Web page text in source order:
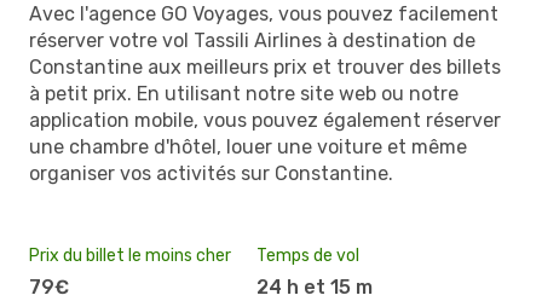
Avec l'agence GO Voyages, vous pouvez facilement
réserver votre vol Tassili Airlines à destination de
Constantine aux meilleurs prix et trouver des billets
à petit prix. En utilisant notre site web ou notre
application mobile, vous pouvez également réserver
une chambre d'hôtel, louer une voiture et même
organiser vos activités sur Constantine.
Prix du billet le moins cher
79€
Temps de vol
24 h et 15 m